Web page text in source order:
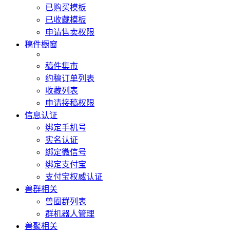
已购买模板
已收藏模板
申请售卖权限
稿件橱窗
稿件集市
约稿订单列表
收藏列表
申请接稿权限
信息认证
绑定手机号
实名认证
绑定微信号
绑定支付宝
支付宝权威认证
兽群相关
兽圈群列表
群机器人管理
兽聚相关